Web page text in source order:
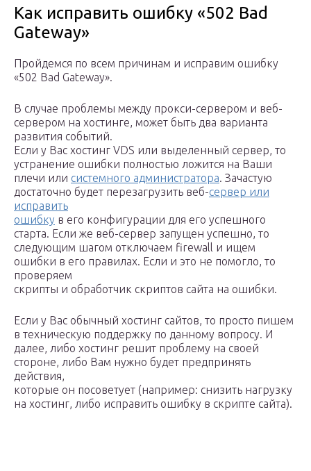
Как исправить ошибку «502 Bad
Gateway»
Пройдемся по всем причинам и исправим ошибку
«502 Bad Gateway».
В случае проблемы между прокси-сервером и веб-
сервером на хостинге, может быть два варианта
развития событий.
Если у Вас хостинг VDS или выделенный сервер, то
устранение ошибки полностью ложится на Ваши
плечи или системного администратора. Зачастую
достаточно будет перезагрузить веб-сервер или
исправить
ошибку в его конфигурации для его успешного
старта. Если же веб-сервер запущен успешно, то
следующим шагом отключаем firewall и ищем
ошибки в его правилах. Если и это не помогло, то
проверяем
скрипты и обработчик скриптов сайта на ошибки.
Если у Вас обычный хостинг сайтов, то просто пишем
в техническую поддержку по данному вопросу. И
далее, либо хостинг решит проблему на своей
стороне, либо Вам нужно будет предпринять
действия,
которые он посоветует (например: снизить нагрузку
на хостинг, либо исправить ошибку в скрипте сайта).